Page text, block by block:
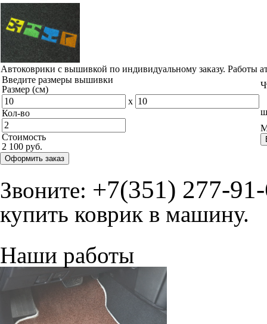
© ателье «Автоковрики
корпус 1.
На нашем сайте в целях
работоспособности
персональных данных,
браузером. Это,
и т.д. Если Вы